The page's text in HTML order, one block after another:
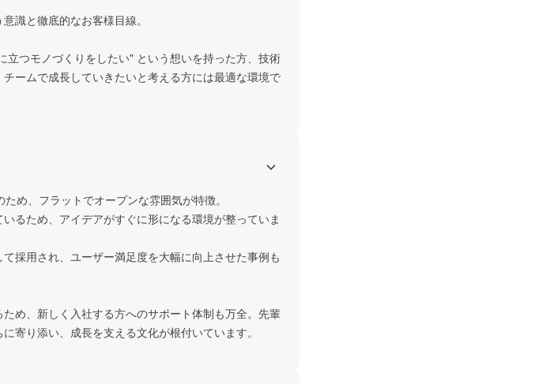
識と徹底的なお客様目線。
つモノづくりをしたい" という想いを持った方、技術
ームで成長していきたいと考える方には最適な環境で
め、フラットでオープンな雰囲気が特徴。
るため、アイデアがすぐに形になる環境が整っていま
採用され、ユーザー満足度を大幅に向上させた事例も
め、新しく入社する方へのサポート体制も万全。先輩
寄り添い、成長を支える文化が根付いています。